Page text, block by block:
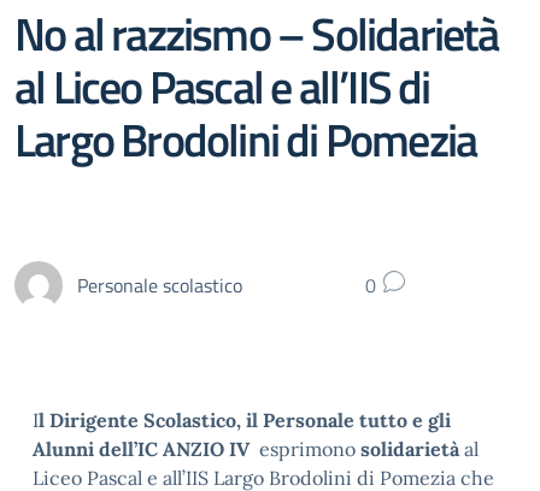
No al razzismo – Solidarietà
al Liceo Pascal e all’IIS di
Largo Brodolini di Pomezia
Personale scolastico 0
Il Dirigente Scolastico, il Personale tutto e gli
Alunni dell’IC ANZIO IVesprimono solidarietàal
Liceo Pascal e all’IIS Largo Brodolini di Pomezia che